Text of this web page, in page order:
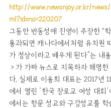
http://www.newsnjoy.or.kr/
ml?idxno=220207
그동안 반동성애 진영이 주장한 "
통과되면 캐나다에서처럼 유치원
가 정상이라고 배우게 된다”는 내
＞가 가짜 뉴스로 지목하자 해명한
다. 실제로 이용희 대표는 2017년
에서 열린 ‘한국 장로교 여성 대회
에서는 항문 성교와 구강성교를 학